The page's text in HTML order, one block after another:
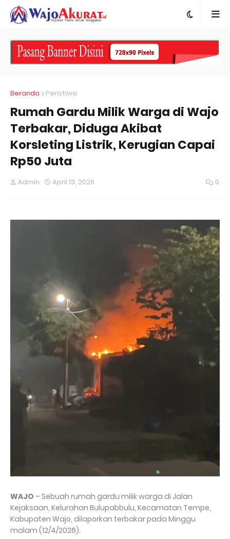
Beranda Peristiwa
Rumah Gardu Milik Warga di Wajo
Terbakar, Diduga Akibat
Korsleting Listrik, Kerugian Capai
Rp50 Juta
Admin April 13, 2026 0
WAJO – Sebuah rumah gardu milik warga di Jalan
Kejaksaan, Kelurahan Bulupabbulu, Kecamatan Tempe,
Kabupaten Wajo, dilaporkan terbakar pada Minggu
malam (12/4/2026).